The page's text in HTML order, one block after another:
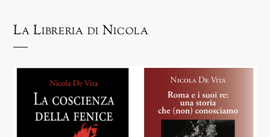
La Libreria di Nicola